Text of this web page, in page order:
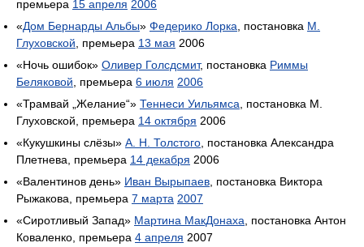
премьера 15 апреля 2006
«Дом Бернарды Альбы» Федерико Лорка , постановка М.
Глуховской , премьера 13 мая 2006
«Ночь ошибок» Оливер Голсдсмит, постановка Риммы
Беляковой , премьера 6 июля 2006
«Трамвай „Желание“» Теннеси Уильямса , постановка М.
Глуховской, премьера 14 октября 2006
«Кукушкины слёзы» А. Н. Толстого , постановка Александра
Плетнева, премьера 14 декабря 2006
«Валентинов день» Иван Вырыпаев , постановка Виктора
Рыжакова, премьера 7 марта 2007
«Сиротливый Запад» Мартина МакДонаха , постановка Антон
Коваленко, премьера 4 апреля 2007